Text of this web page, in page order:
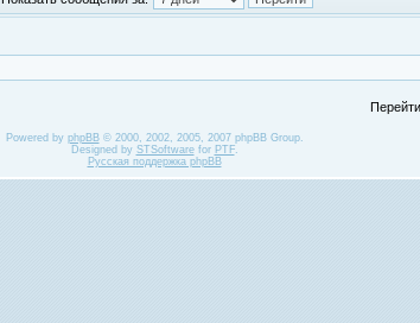
Powered by phpBB© 2000, 2002, 2005, 2007 phpBB Group.
Designed by STSoftwarefor PTF.
Русская поддержка phpBB